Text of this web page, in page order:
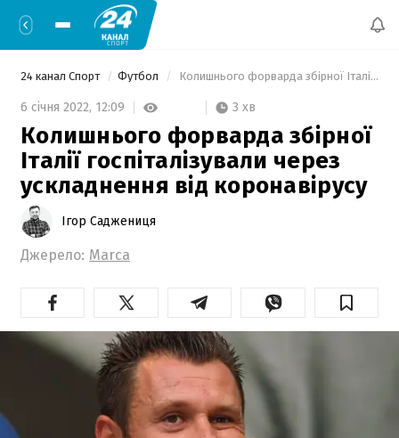
24 канал Спорт Футбол Колишнього форварда збірної Італії госпіталізували через ускладнення від коронавірусу
6 січня 2022, 12:09 3 хв
Колишнього форварда збірної
Італії госпіталізували через
ускладнення від коронавірусу
Ігор Саджениця
Джерело: Marca